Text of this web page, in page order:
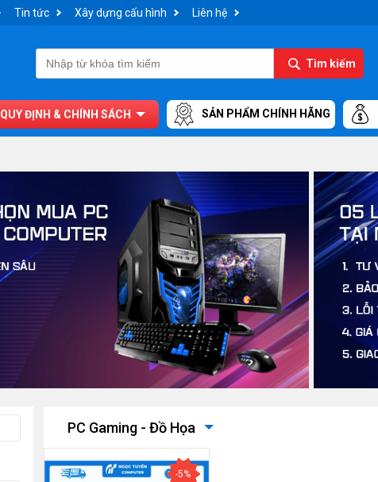
Tin tức Xây dựng cấu hình Liên hệ
Tìm kiếm
QUY ĐỊNH & CHÍNH SÁCH SẢN PHẨM CHÍNH HÃNG
PC Gaming - Đồ Họa
-5%